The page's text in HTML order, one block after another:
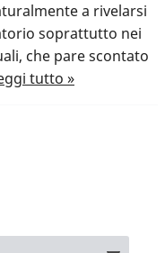
a rivelarsi
soprattutto nei
che pare scontato
tutto »